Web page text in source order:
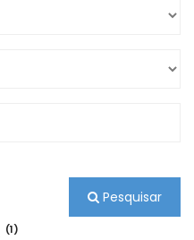
Pesquisar
(1)